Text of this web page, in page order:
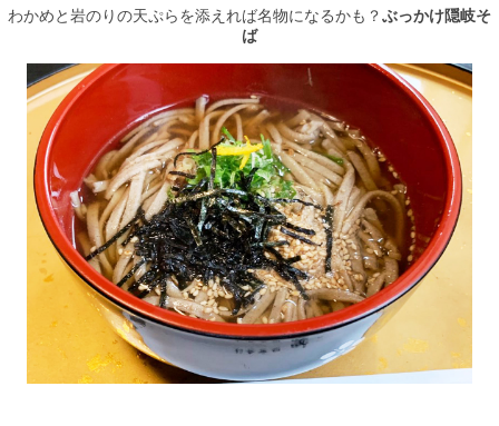
わかめと岩のりの天ぷらを添えれば名物になるかも？ ぶっかけ隠岐そ
ば